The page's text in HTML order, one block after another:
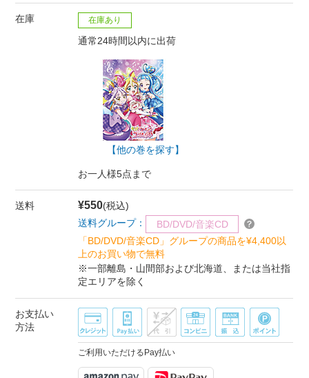
在庫 在庫あり
通常24時間以内に出荷
【他の巻を探す】
お一人様5点まで
送料 ¥550(税込)
送料グループ：
BD/DVD/音楽CD
「BD/DVD/音楽CD」グループの商品を¥4,400以
上のお買い物で無料
※一部離島・山間部および北海道、または当社指
定エリアを除く
お支払い
方法
ご利用いただけるPay払い